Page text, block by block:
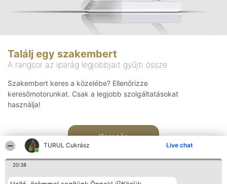
TURUL Cukrász Live chat
20:38
Találj egy szakembert
A rangsor az iparág legjobbjait gyűjti össze
Szakembert keres a közelébe? Ellenőrizze
keresőmotorunkat. Csak a legjobb szolgáltatásokat
használja!
Keresés